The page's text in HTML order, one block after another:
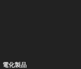
電化製品